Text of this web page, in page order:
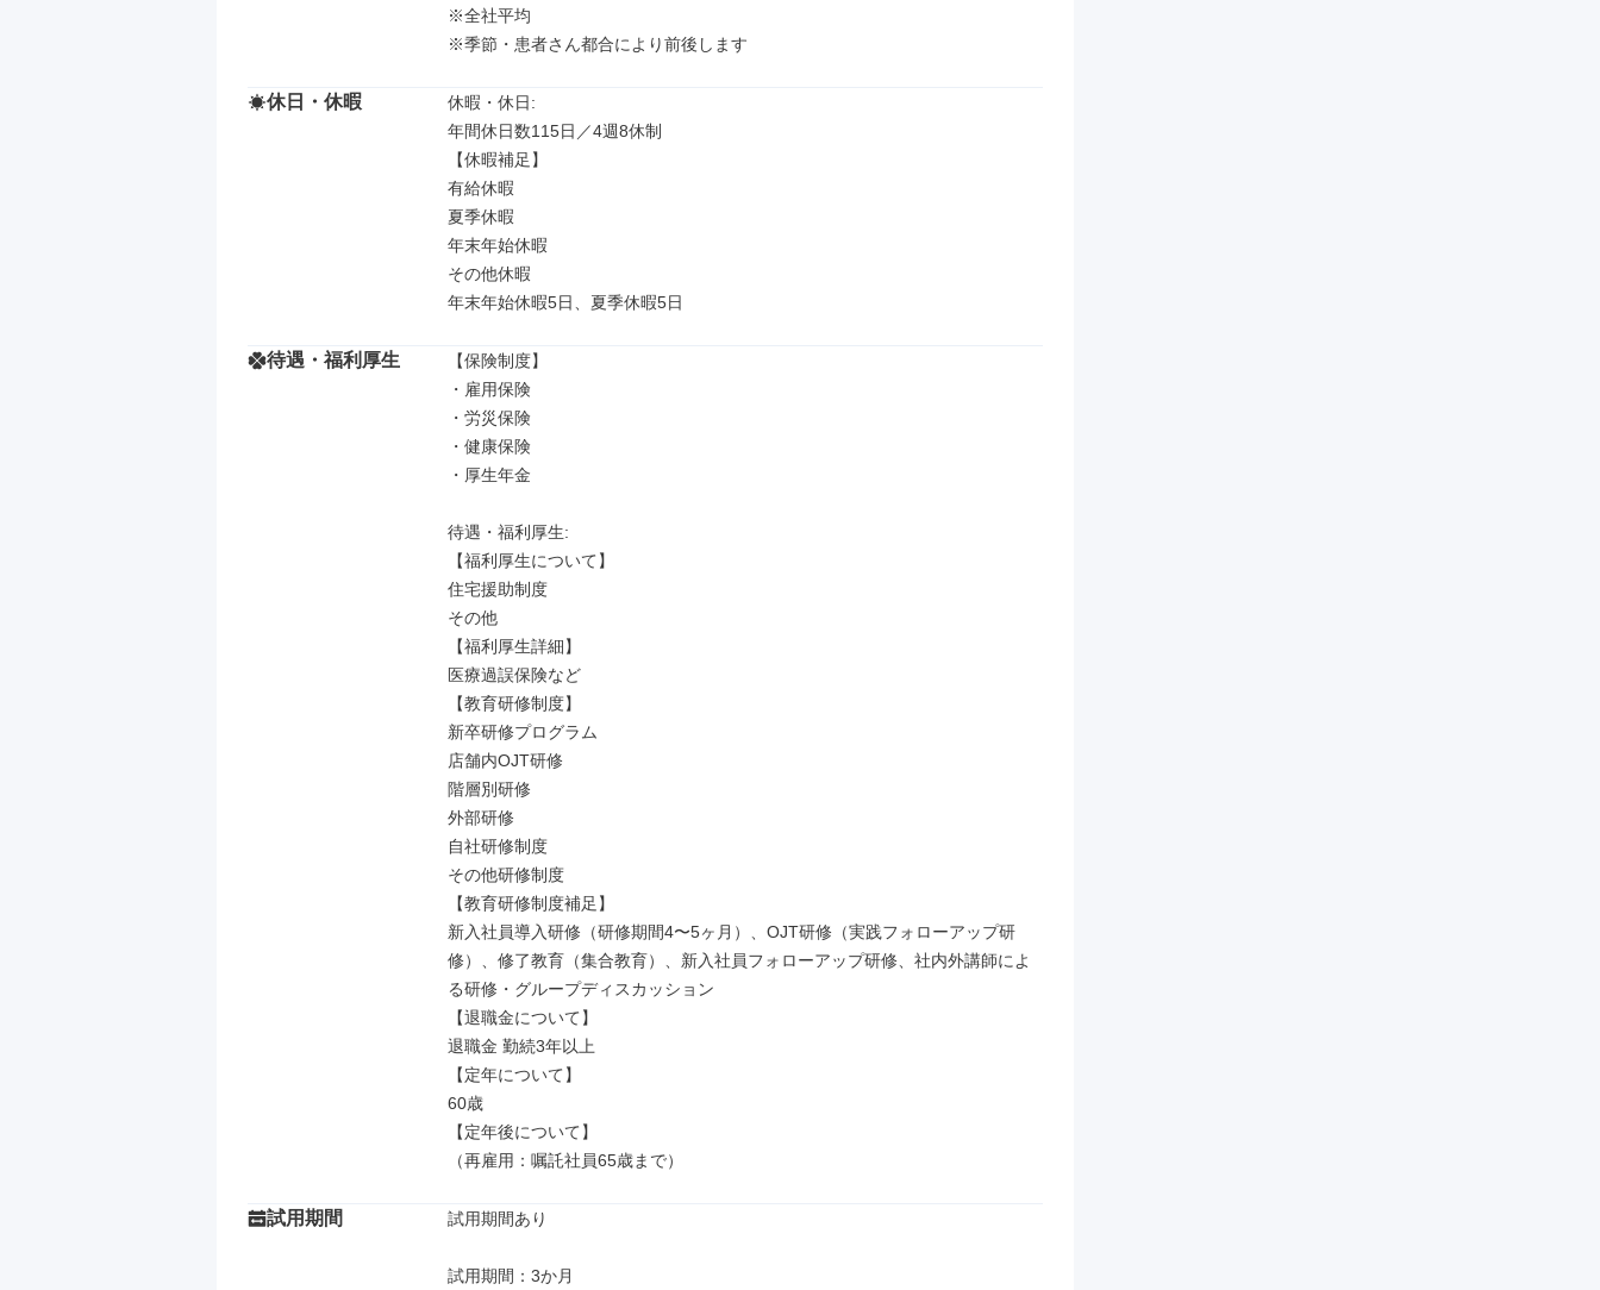
※全社平均
※季節・患者さん都合により前後します
休日・休暇
休暇・休日:
年間休日数115日／4週8休制
【休暇補足】
有給休暇
夏季休暇
年末年始休暇
その他休暇
年末年始休暇5日、夏季休暇5日
待遇・福利厚生
【保険制度】
・雇用保険
・労災保険
・健康保険
・厚生年金
待遇・福利厚生:
【福利厚生について】
住宅援助制度
その他
【福利厚生詳細】
医療過誤保険など
【教育研修制度】
新卒研修プログラム
店舗内OJT研修
階層別研修
外部研修
自社研修制度
その他研修制度
【教育研修制度補足】
新入社員導入研修（研修期間4〜5ヶ月）、OJT研修（実践フォローアップ研
修）、修了教育（集合教育）、新入社員フォローアップ研修、社内外講師によ
る研修・グループディスカッション
【退職金について】
退職金 勤続3年以上
【定年について】
60歳
【定年後について】
（再雇用：嘱託社員65歳まで）
試用期間 試用期間あり
試用期間：3か月